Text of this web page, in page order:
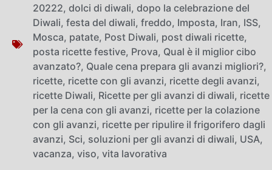
20222, dolci di diwali, dopo la celebrazione del
Diwali, festa del diwali, freddo, Imposta, Iran, ISS,
Mosca, patate, Post Diwali, post diwali ricette,
posta ricette festive, Prova, Qual è il miglior cibo
avanzato?, Quale cena prepara gli avanzi migliori?,
ricette, ricette con gli avanzi, ricette degli avanzi,
ricette Diwali, Ricette per gli avanzi di diwali, ricette
per la cena con gli avanzi, ricette per la colazione
con gli avanzi, ricette per ripulire il frigorifero dagli
avanzi, Sci, soluzioni per gli avanzi di diwali, USA,
vacanza, viso, vita lavorativa